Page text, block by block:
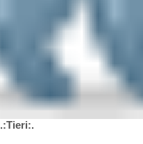
.:Tieri:.